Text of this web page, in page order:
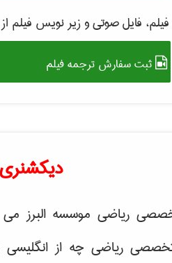
فایل صوتی و زیر نویس فیلم
ثبت سفارش ترجمه فیلم
ریاضی موسسه البرز می
ریاضی چه از انگلیسی